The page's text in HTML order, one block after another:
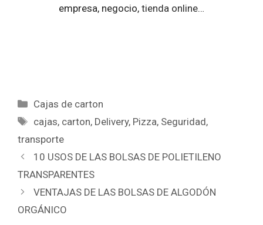
empresa, negocio, tienda online…
Categorías
Cajas de carton
Etiquetas
cajas, carton, Delivery, Pizza, Seguridad,
transporte
10 USOS DE LAS BOLSAS DE POLIETILENO
TRANSPARENTES
VENTAJAS DE LAS BOLSAS DE ALGODÓN
ORGÁNICO